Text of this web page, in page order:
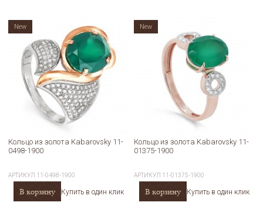
Кольцо из золота Kabarovsky 11-
0498-1900
АРТИКУЛ 11-0498-1900
В корзину Купить в один клик
New
Кольцо из золота Kabarovsky 11-
01375-1900
АРТИКУЛ 11-01375-1900
В корзину Купить в один клик
New